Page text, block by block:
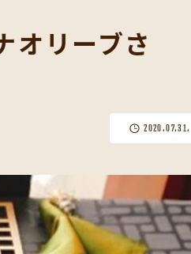
オリーブさ
2020.07.31.